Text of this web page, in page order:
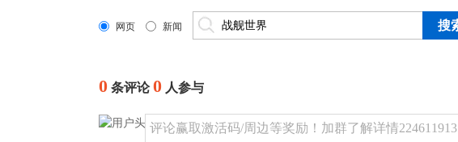
网页 新闻
0 条评论0 人参与
评论赢取激活码/周边等奖励！加群了解详情224611913